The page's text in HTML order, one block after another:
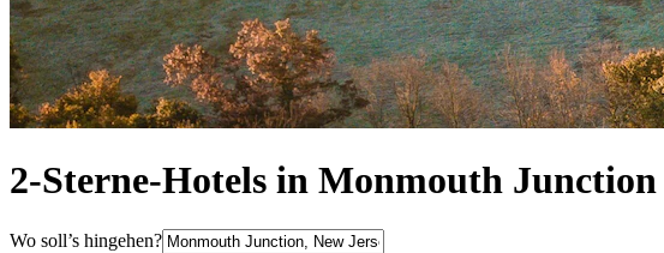
2-Sterne-Hotels in Monmouth Junction
Wo soll’s hingehen?